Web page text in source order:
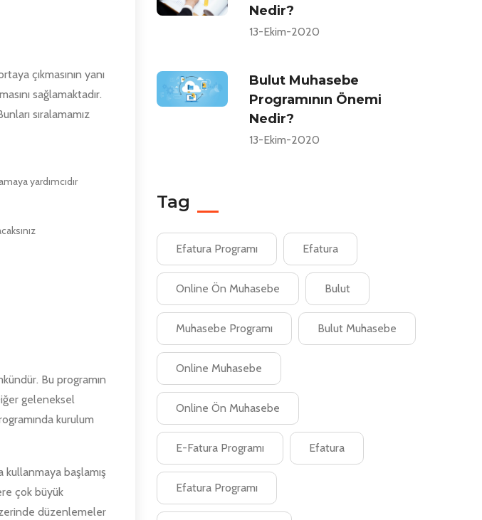
çıkmasının yanı
sağlamaktadır.
sıralamamız
yardımcıdır
Bu programın
geleneksel
kurulum
kullanmaya başlamış
çok büyük
düzenlemeler
Nedir?
13-Ekim-2020
Bulut Muhasebe
Programının Önemi
Nedir?
13-Ekim-2020
Tag
Efatura Programı Efatura
Online Ön Muhasebe Bulut
Muhasebe Programı Bulut Muhasebe
Online Muhasebe
Online Ön Muhasebe
E-Fatura Programı Efatura
Efatura Programı